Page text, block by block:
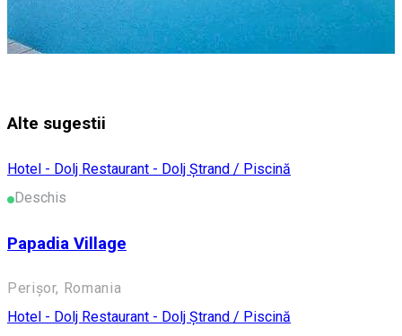
Alte sugestii
Hotel - Dolj Restaurant - Dolj Ștrand / Piscină
Deschis
Papadia Village
Perișor, Romania
Hotel - Dolj Restaurant - Dolj Ștrand / Piscină